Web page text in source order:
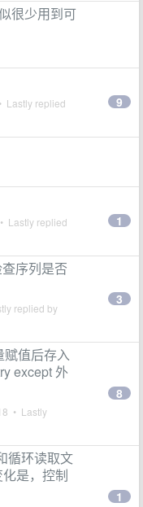
很少用到可
• Lastly replied
9
• Lastly replied
1
序列是否
replied by
3
赋值后存入
except 外
• Lastly
8
循环读取文
是，控制
1